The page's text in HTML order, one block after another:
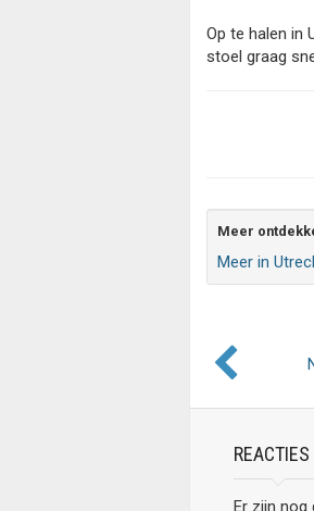
Op te halen in
stoel graag
Meer
Meer in
REACTIES
Er zijn nog